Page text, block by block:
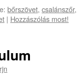
bőrszövet, csalánszőr
| Hozzászólás most!